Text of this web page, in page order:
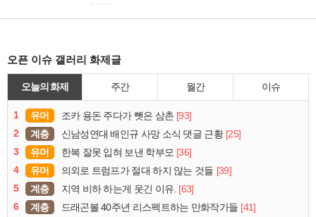
오픈 이슈 갤러리 화제글
오늘의 화제 주간 월간 이슈
1 유머 조카 용돈 주다가 뺏은 삼촌 [93]
2
계층 신남성연대 배인규 사망 소식 댓글 근황 [25]
3
유머 한복 잘못 입혀 보낸 학부모 [36]
4
유머 의외로 트럼프가 절대 하지 않는 것들 [39]
5
계층 지역 비하 하는게 웃긴 이유. [63]
6
계층 드래곤볼 40주년 리스펙트하는 만화작가들 [41]